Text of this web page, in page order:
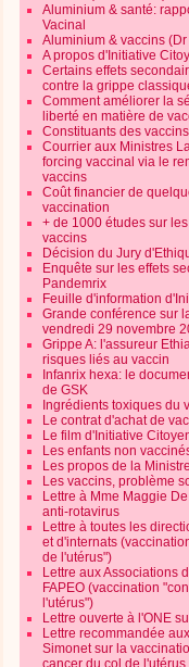
Aluminium & santé:
Vacinal
Aluminium & vaccins
A propos d'Initiative
Certains effets
contre la grippe
Comment améliorer la
liberté en matière de
Constituants des
Courrier aux Ministres
forcing vaccinal via le
vaccins
Coût financier de
vaccination
+ de 1000 études sur
vaccins
Décision du Jury
Enquête sur les effets
Pandemrix
Feuille d'information
Grande conférence sur
vendredi 29 novembre
Grippe A: l'assureur
risques liés au vaccin
Infanrix hexa: le
de GSK
Ingrédients toxiques du
Le contrat d'achat de
Le film d'Initiative
Les enfants non
Les propos de la
Les vaccins, problème
Lettre à Mme Maggie
anti-rotavirus
Lettre à toutes les
et d'internats
de l'utérus")
Lettre aux Associations
FAPEO (vaccination
l'utérus")
Lettre ouverte à l'ONE
Lettre recommandée
Simonet sur la
cancer du col de l'utérus